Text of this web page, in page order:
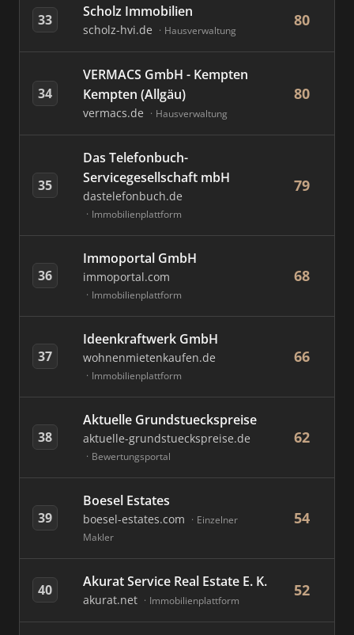
33 Scholz Immobilien
scholz-hvi.de Hausverwaltung
80
34
VERMACS GmbH - Kempten
Kempten (Allgäu)
vermacs.de Hausverwaltung
80
35
Das Telefonbuch-
Servicegesellschaft mbH
dastelefonbuch.de
Immobilienplattform
79
36
Immoportal GmbH
immoportal.com
Immobilienplattform
68
37
Ideenkraftwerk GmbH
wohnenmietenkaufen.de
Immobilienplattform
66
38
Aktuelle Grundstueckspreise
aktuelle-grundstueckspreise.de
Bewertungsportal
62
39
Boesel Estates
boesel-estates.com
Einzelner
Makler
54
40 Akurat Service Real Estate E. K.
akurat.net Immobilienplattform
52